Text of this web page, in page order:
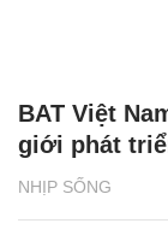
NHỊP SỐNG
BAT Việt
giới phát